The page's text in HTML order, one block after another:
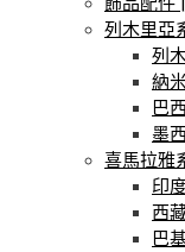
列木里亞
列
納
巴
墨
喜馬拉雅
印
西
巴